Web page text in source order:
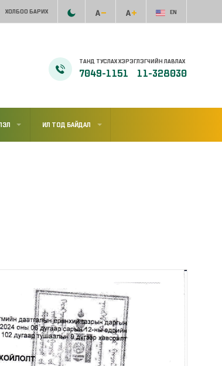
ХОЛБОО БАРИХ EN
ТАНД ТУСЛАХ ХЭРЭГЛЭГЧИЙН ЛАВЛАХ
7049-1151 11-328030
ИЛ ТОД БАЙДАЛ